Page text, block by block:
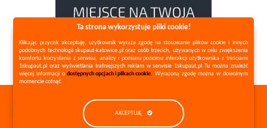
Copyright © 2026 All Rights Reserved |
Polityka prywatności
Mapa strony
Ta strona wykorzystuje pliki cookie!
Klikając przycisk akceptuję, użytkownik wyraża zgodę na stosowanie plików cookie i innych
podobnych technologii skupaut-katowice.pl oraz osób trzecich, używanych w celu zwiększenia
komfortu korzystania z serwisu, analizy i pomiaru poziomu interakcji użytkownika z treściami
1skupaut.pl oraz wyświetlania trafniejszych reklam w serwisie 1skupaut.pl Tu można znaleźć
więcej informacji odostępnych opcjach i plikach cookie. Wyrażoną zgodę można w dowolnym
momencie cofnąć.
AKCEPTUJĘ